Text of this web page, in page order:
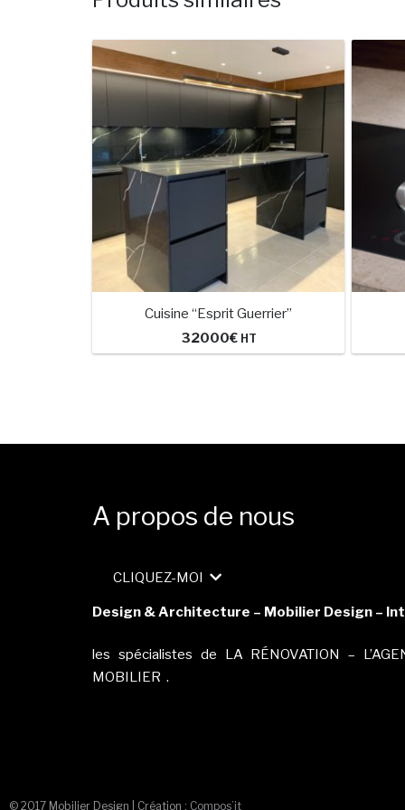
Cuisine “Esprit Guerrier”
32000€ HT
A propos de nous
CLIQUEZ-MOI
Design & Architecture – Mobilier Design –
les spécialistes de LA RÉNOVATION –
MOBILIER .
© 2017 Mobilier Design | Création : Compos’it